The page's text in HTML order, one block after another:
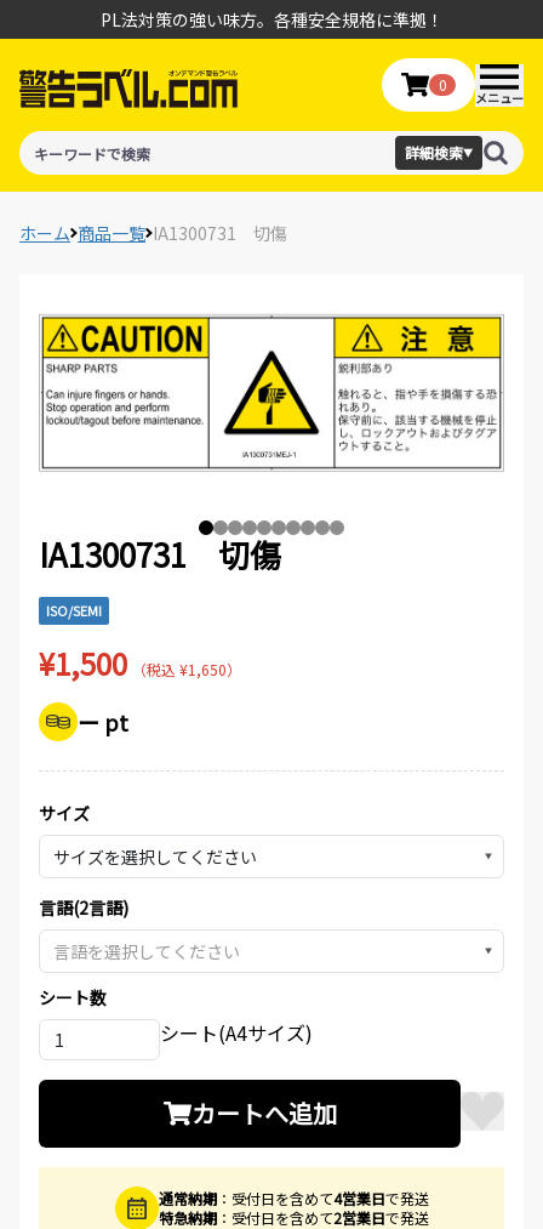
PL法対策の強い味方。各種安全規格に準拠！
詳細検索▼
0
メニュー
ホーム 商品一覧 IA1300731 切傷
IA1300731 切傷
ISO/SEMI
¥1,500 （税込 ¥1,650）
ー pt
サイズ
▼
言語(2言語)
▼
シート数
シート(A4サイズ)
カートへ追加
通常納期：受付日を含めて4営業日で発送
特急納期：受付日を含めて2営業日で発送